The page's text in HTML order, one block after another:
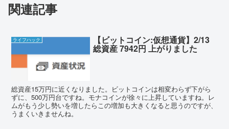
関連記事
ライフハック 【ビットコイン:仮想通貨】2/13
総資産 7942円 上がりました
総資産15万円に近くなりました。ビットコインは相変わらず下がら
ずに、500万円台ですね。モナコインが徐々に上昇していますね。レ
ムがもう少し勢いを増したらこの増加も大きくなると思うのですが、
うまくいきませんね。